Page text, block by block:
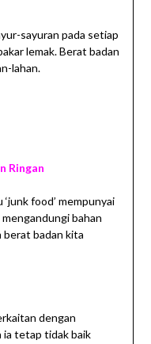
sayuran pada setiap
lemak. Berat badan
lahan.
Ringan
food’ mempunyai
bahan
badan kita
dengan
ia tetap tidak baik